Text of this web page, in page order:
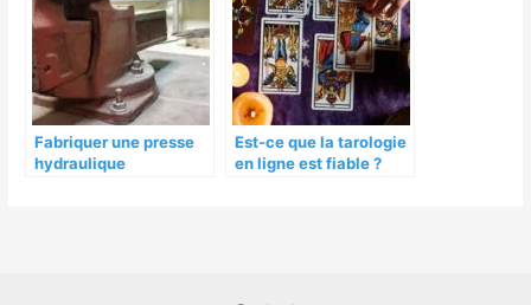
Fabriquer une presse
hydraulique
Est-ce que la tarologie
en ligne est fiable ?